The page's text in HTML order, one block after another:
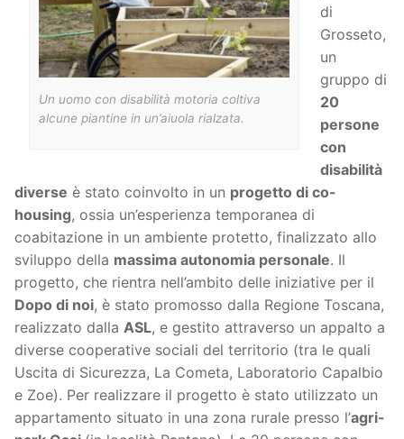
Un uomo con disabilità motoria coltiva
alcune piantine in un’aiuola rialzata.
di
Grosseto,
un
gruppo di
20
persone
con
disabilità
diverse è stato coinvolto in un progetto di co-
housing, ossia un’esperienza temporanea di
coabitazione in un ambiente protetto, finalizzato allo
sviluppo della massima autonomia personale. Il
progetto, che rientra nell’ambito delle iniziative per il
Dopo di noi, è stato promosso dalla Regione Toscana,
realizzato dalla ASL, e gestito attraverso un appalto a
diverse cooperative sociali del territorio (tra le quali
Uscita di Sicurezza, La Cometa, Laboratorio Capalbio
e Zoe). Per realizzare il progetto è stato utilizzato un
appartamento situato in una zona rurale presso l’agri-